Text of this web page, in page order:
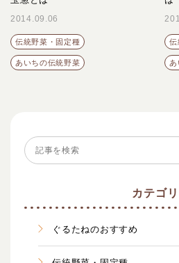
カテゴリ
ぐるたねのおすすめ
2014.09.06
伝統野菜・固定種
あいちの伝統野菜
伝